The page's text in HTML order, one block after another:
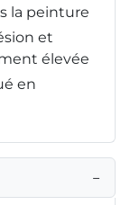
la peinture
et
élevée
en
−